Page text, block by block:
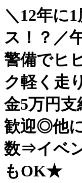
＼12年に
ス！？／
警備でヒ
ク軽く走
金5万円
歓迎◎他
数⇒イベ
もOK★